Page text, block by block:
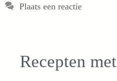
Plaats een reactie
Recepten met